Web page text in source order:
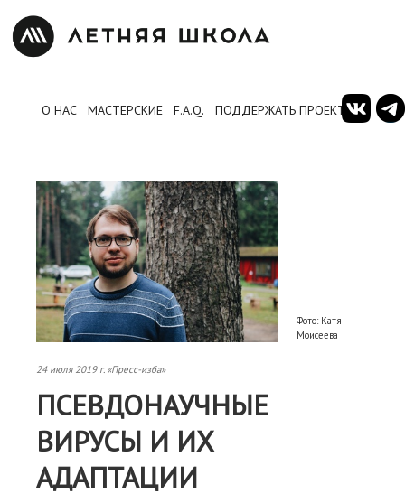
О НАС МАСТЕРСКИЕ F.A.Q. ПОДДЕРЖАТЬ ПРОЕКТ
Фото: Катя
Моисеева
24 июля 2019 г. «Пресс-изба»
ПСЕВДОНАУЧНЫЕ
ВИРУСЫ И ИХ
АДАПТАЦИИ